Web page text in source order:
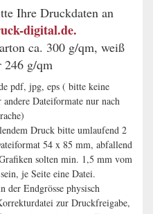
Ihre Druckdaten an
digital.de.
ca. 300 g/qm, weiß
246 g/qm
jpg, eps ( bitte keine
andere Dateiformate nur nach
bitte umlaufend 2
54 x 85 mm, abfallend
solten min. 1,5 mm vom
je Seite eine Datei.
Endgrösse physisch
zur Druckfreigabe,